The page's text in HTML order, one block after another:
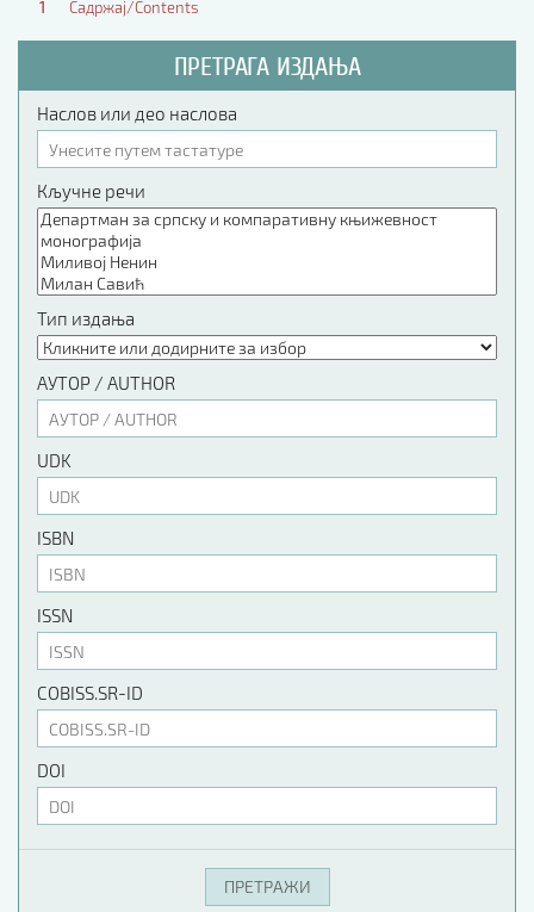
1 Садржај/Contents
ПРЕТРАГА ИЗДАЊА
Наслов или део наслова
Кључне речи
Тип издања
АУТОР / AUTHOR
UDK
ISBN
ISSN
COBISS.SR-ID
DOI